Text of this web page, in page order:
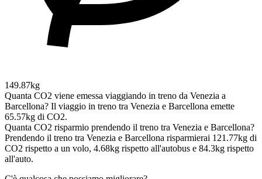
149.87kg
Quanta CO2 viene emessa viaggiando in treno da Venezia a
Barcellona? Il viaggio in treno tra Venezia e Barcellona emette
65.57kg di CO2.
Quanta CO2 risparmio prendendo il treno tra Venezia e Barcellona?
Prendendo il treno tra Venezia e Barcellona risparmierai 121.77kg di
CO2 rispetto a un volo, 4.68kg rispetto all'autobus e 84.3kg rispetto
all'auto.